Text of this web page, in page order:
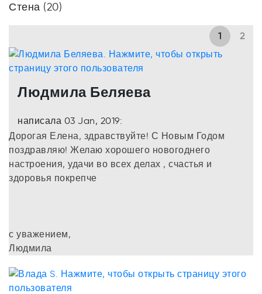
Стена (20)
1 2
Людмила Беляева
написала 03 Jan, 2019:
Дорогая Елена, здравствуйте! С Новым Годом
поздравляю! Желаю хорошего новогоднего
настроения, удачи во всех делах , счастья и
здоровья покрепче
с уважением,
Людмила